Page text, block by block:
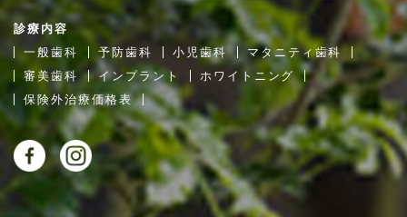
診療内容
一般歯科
予防歯科 小児歯科
マタニティ歯科
審美歯科
インプラント
ホワイトニング
保険外治療価格表